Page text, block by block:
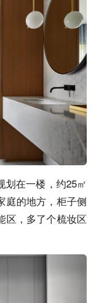
在一楼，约25㎡
庭的地方，柜子侧
区，多了个梳妆区